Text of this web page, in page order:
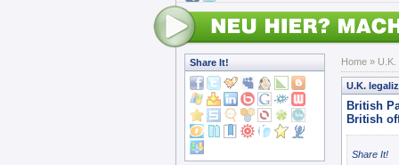
Share It! Home » U.K.
U.K.
British
British
Share It!